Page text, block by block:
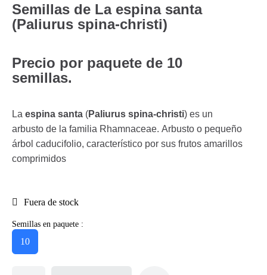
Semillas de La espina santa
(Paliurus spina-christi)
Precio por paquete de 10
semillas.
La espina santa (Paliurus spina-christi) es un
arbusto de la familia Rhamnaceae. Arbusto o pequeño
árbol caducifolio, característico por sus frutos amarillos
comprimidos
Fuera de stock
Semillas en paquete :
10